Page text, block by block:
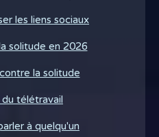
les liens sociaux
solitude en 2026
la solitude
télétravail
à quelqu'un